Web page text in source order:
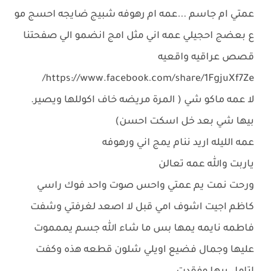
عمتي ام جاسم ...عمه ام رهوفه شبيج ضايجه احسج مو
ع بعضج احجيلي عمه اني مثل امج انضمو الي صفحتنا
قصص عراقيه واقعيه
https://www.facebook.com/share/1FgjuXf7Ze/
لا عمه ماكو شي ( المرة مريضه خاف اكوللها ويصير.
بيها شي بعد خل اسكت احسن)
عمه الليله اريد ننام يمج اني ورهوفه
ياربت والله عمه تعالن
ورحت نمت يم عمتي واحس صوت واحد فوك راسي
كاظم اجيت اشوف امي قبل لا اصعد لغرفتي وشفت
فاطمه نايمه يمها بس ما شاء الله جسم يممموت
عليها وجمال فضيع اويلي شلون قطعه هذه وكفت